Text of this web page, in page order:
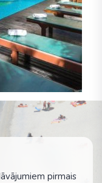
pirmais